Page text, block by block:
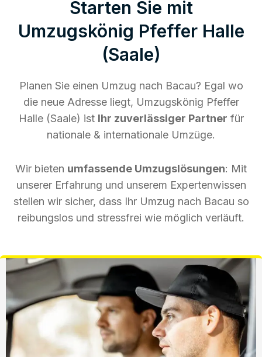
Starten Sie mit
Umzugskönig Pfeffer Halle
(Saale)
Planen Sie einen Umzug nach Bacau? Egal wo
die neue Adresse liegt, Umzugskönig Pfeffer
Halle (Saale) ist Ihr zuverlässiger Partner für
nationale & internationale Umzüge.
Wir bieten umfassende Umzugslösungen: Mit
unserer Erfahrung und unserem Expertenwissen
stellen wir sicher, dass Ihr Umzug nach Bacau so
reibungslos und stressfrei wie möglich verläuft.